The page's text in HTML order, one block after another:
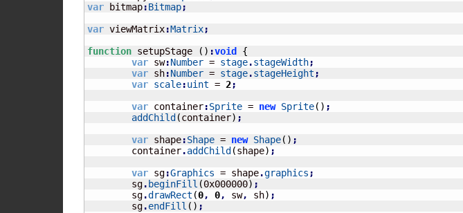
var bitmap:Bitmap;
var viewMatrix:Matrix;
function setupStage ( ) :void
{
var sw:Number = stage.stageWidth;
var sh:Number = stage.stageHeight ;
var scale:uint = 2;
var container:Sprite = new Sprite( ) ;
addChild (container) ;
var shape:Shape = new Shape( ) ;
	container
.addChild (shape) ;
var sg:Graphics = shape.graphics ;
	sg
. beginFill (0x000000) ;
	sg
.drawRect (0, 0, sw, sh) ;
	sg
.endFill ( ) ;